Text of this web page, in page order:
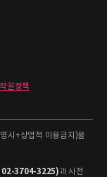
권정책
시+상업적 이용금지)을
02-3704-3225)과 사전